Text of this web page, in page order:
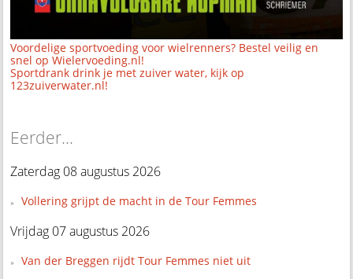
Voordelige sportvoeding voor wielrenners? Bestel veilig en
snel op Wielervoeding.nl!
Sportdrank drink je met zuiver water, kijk op
123zuiverwater.nl!
Eerder...
Zaterdag 08 augustus 2026
Vollering grijpt de macht in de Tour Femmes
Vrijdag 07 augustus 2026
Van der Breggen rijdt Tour Femmes niet uit